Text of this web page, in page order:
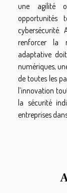
une agilité
cybersécurité.
renforcer la
adaptative
numériques,
de toutes les
l’innovation
la sécurité
entreprises